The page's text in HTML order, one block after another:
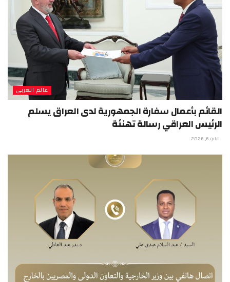
عالم العربي
القائم بأعمال سفارة الجمهورية لدى العراق يسلم
الرئيس العراقي رسالة تهنئة
مايو 6, 2026